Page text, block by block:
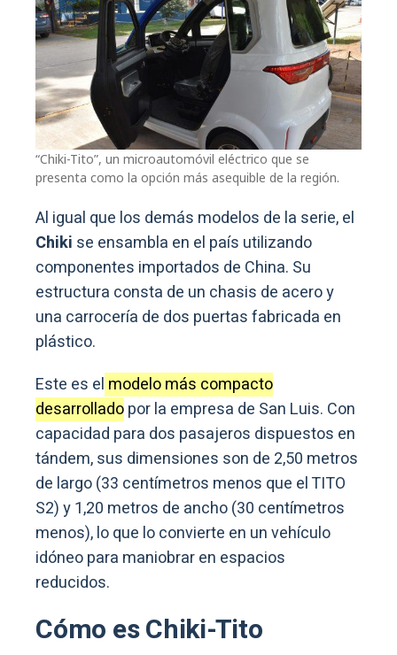
“Chiki-Tito”, un microautomóvil eléctrico que se
presenta como la opción más asequible de la región.
Al igual que los demás modelos de la serie, el
Chiki se ensambla en el país utilizando
componentes importados de China. Su
estructura consta de un chasis de acero y
una carrocería de dos puertas fabricada en
plástico.
Este es el modelo más compacto
desarrolladopor la empresa de San Luis. Con
capacidad para dos pasajeros dispuestos en
tándem, sus dimensiones son de 2,50 metros
de largo (33 centímetros menos que el TITO
S2) y 1,20 metros de ancho (30 centímetros
menos), lo que lo convierte en un vehículo
idóneo para maniobrar en espacios
reducidos.
Cómo es Chiki-Tito